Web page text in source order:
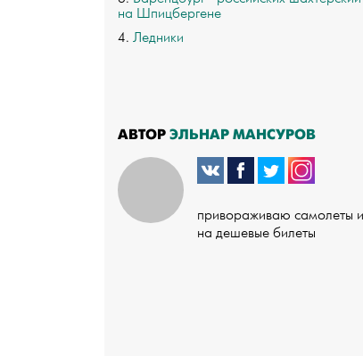
на Шпицбергене
4. Ледники
АВТОРЭЛЬНАР МАНСУРОВ
привораживаю самолеты
на дешевые билеты